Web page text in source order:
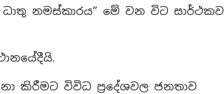
ධාතු නමස්කාරය” මේ වන විට සාර්ථකව
කිරීමට විවිධ ප්‍රදේශවල ජනතාව